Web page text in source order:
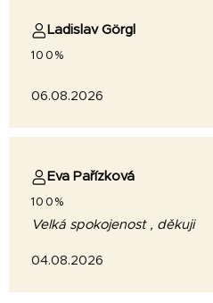
Ladislav Görgl
100%
06.08.2026
Eva Pařízková
100%
Velká spokojenost , děkuji
04.08.2026